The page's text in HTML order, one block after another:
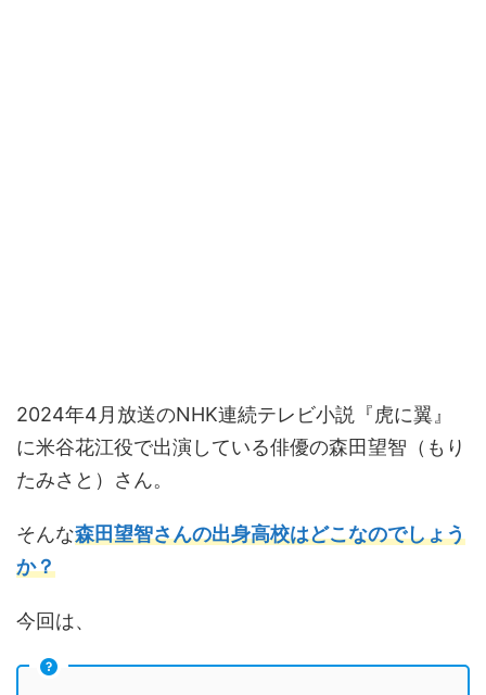
2024年4月放送のNHK連続テレビ小説『虎に翼』
に米谷花江役で出演している俳優の森田望智（もり
たみさと）さん。
そんな森田望智さんの出身高校はどこなのでしょう
か？
今回は、